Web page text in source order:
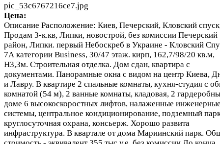
pic_53c6767216ce7.jpg
Цена:
Описание Расположение: Киев, Печерский, Кловский
Продам 3-к.кв, Липки, новострой, без комиссии Печерский
район, Липки. первый Небоскреб в Украине - Кловский
7А категории Business, 30/47 этаж. кирп, 162,7/98/20 кв.м,
Н3,3м. Строительная отделка. Дом сдан, квартира с
документами. Панорамные окна с видом на центр Киева,
и Лавру. В квартире 2 спальные комнаты, кухня-студия с
комнатой (54 м), 2 ванные комнаты, кладовая, 2
доме 6 высокоскоростных лифтов, налаженные
системы, центральное кондиционирование, подземный
круглосуточная охрана, консьерж. Хорошо развита
инфраструктура. В квартале от дома Мариинский парк.